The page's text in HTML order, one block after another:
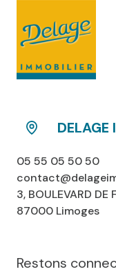
DELAGE
05 55 05 50 50
3, BOULEVARD DE
87000 Limoges
Restons